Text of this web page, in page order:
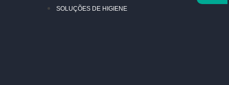
SOLUÇÕES DE HIGIENE